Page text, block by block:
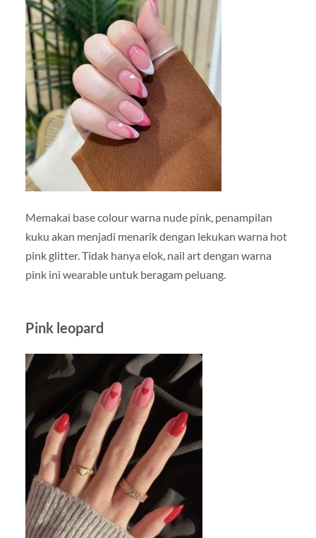
Memakai base colour warna nude pink, penampilan
kuku akan menjadi menarik dengan lekukan warna hot
pink glitter. Tidak hanya elok, nail art dengan warna
pink ini wearable untuk beragam peluang.
Pink leopard